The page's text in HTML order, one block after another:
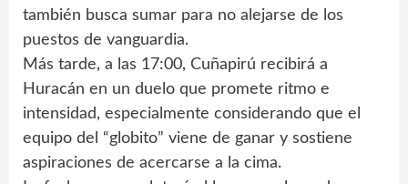
también busca sumar para no alejarse de los
puestos de vanguardia.
Más tarde, a las 17:00, Cuñapirú recibirá a
Huracán en un duelo que promete ritmo e
intensidad, especialmente considerando que el
equipo del “globito” viene de ganar y sostiene
aspiraciones de acercarse a la cima.